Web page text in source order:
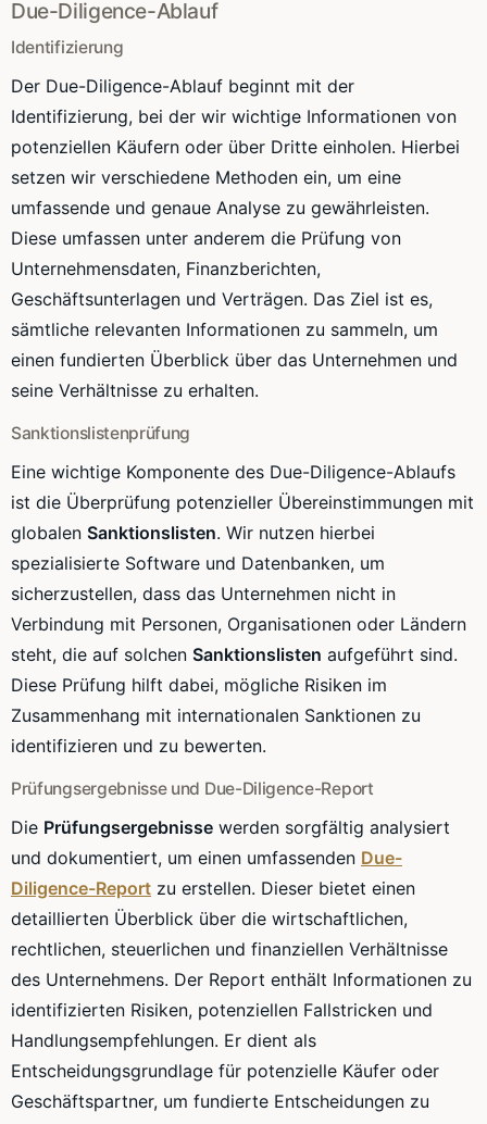
Due-Diligence-Ablauf
Identifizierung
Der Due-Diligence-Ablauf beginnt mit der
Identifizierung, bei der wir wichtige Informationen von
potenziellen Käufern oder über Dritte einholen. Hierbei
setzen wir verschiedene Methoden ein, um eine
umfassende und genaue Analyse zu gewährleisten.
Diese umfassen unter anderem die Prüfung von
Unternehmensdaten, Finanzberichten,
Geschäftsunterlagen und Verträgen. Das Ziel ist es,
sämtliche relevanten Informationen zu sammeln, um
einen fundierten Überblick über das Unternehmen und
seine Verhältnisse zu erhalten.
Sanktionslistenprüfung
Eine wichtige Komponente des Due-Diligence-Ablaufs
ist die Überprüfung potenzieller Übereinstimmungen mit
globalen Sanktionslisten. Wir nutzen hierbei
spezialisierte Software und Datenbanken, um
sicherzustellen, dass das Unternehmen nicht in
Verbindung mit Personen, Organisationen oder Ländern
steht, die auf solchen Sanktionslisten aufgeführt sind.
Diese Prüfung hilft dabei, mögliche Risiken im
Zusammenhang mit internationalen Sanktionen zu
identifizieren und zu bewerten.
Prüfungsergebnisse und Due-Diligence-Report
Die Prüfungsergebnisse werden sorgfältig analysiert
und dokumentiert, um einen umfassenden Due-
Diligence-Report zu erstellen. Dieser bietet einen
detaillierten Überblick über die wirtschaftlichen,
rechtlichen, steuerlichen und finanziellen Verhältnisse
des Unternehmens. Der Report enthält Informationen zu
identifizierten Risiken, potenziellen Fallstricken und
Handlungsempfehlungen. Er dient als
Entscheidungsgrundlage für potenzielle Käufer oder
Geschäftspartner, um fundierte Entscheidungen zu